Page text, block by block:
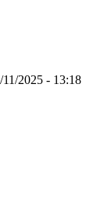
11/2025 - 13:18